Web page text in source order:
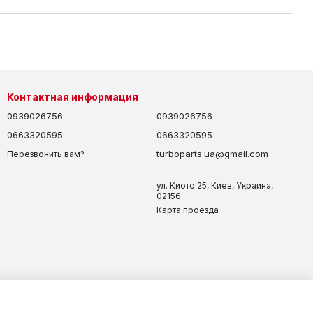
Контактная информация
0939026756
0663320595
Перезвонить вам?
0939026756
0663320595
turboparts.ua@gmail.com
ул. Киото 25, Киев, Украина,
02156
Карта проезда